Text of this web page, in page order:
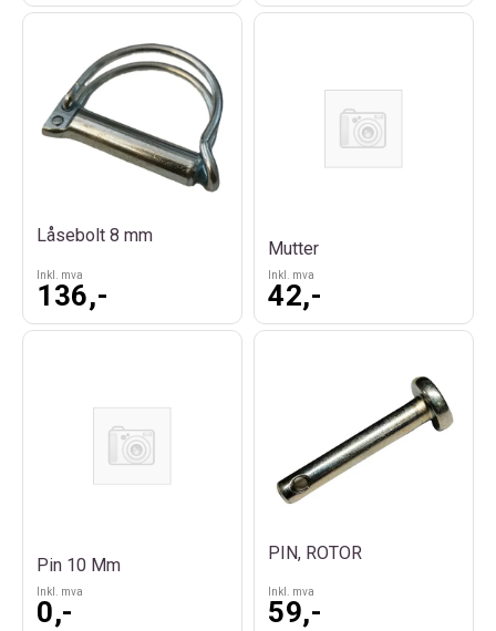
Låsebolt 8 mm
Inkl. mva
136,-
Mutter
Inkl. mva
42,-
Pin 10 Mm
Inkl. mva
0,-
PIN, ROTOR
Inkl. mva
59,-